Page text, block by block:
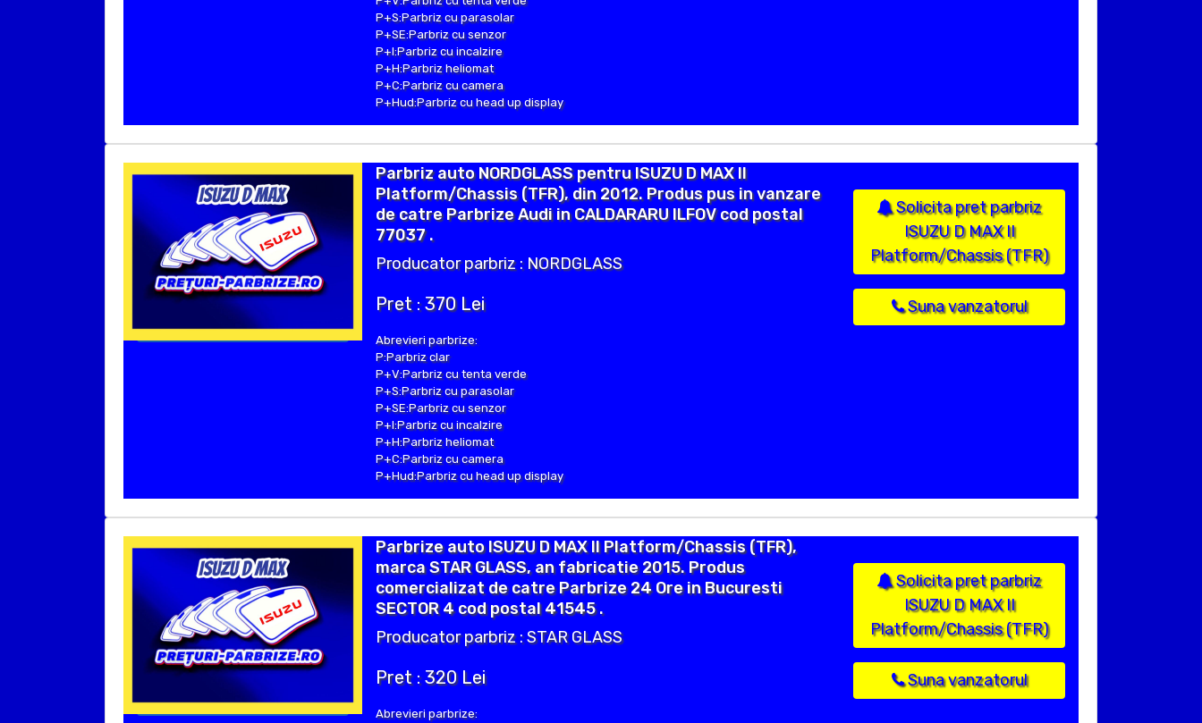
P+S:Parbriz cu parasolar
P+SE:Parbriz cu senzor
P+I:Parbriz cu incalzire
P+H:Parbriz heliomat
P+C:Parbriz cu camera
P+Hud:Parbriz cu head up display
Parbriz auto NORDGLASS pentru ISUZU D MAX II
Platform/Chassis (TFR), din 2012. Produs pus in vanzare
de catre Parbrize Audi in CALDARARU ILFOV cod postal
77037 .
Producator parbriz : NORDGLASS
Pret : 370 Lei
Abrevieri parbrize:
P:Parbriz clar
P+V:Parbriz cu tenta verde
P+S:Parbriz cu parasolar
P+SE:Parbriz cu senzor
P+I:Parbriz cu incalzire
P+H:Parbriz heliomat
P+C:Parbriz cu camera
P+Hud:Parbriz cu head up display
Solicita pret parbriz
ISUZU D MAX II
Platform/Chassis (TFR)
Suna vanzatorul
Parbrize auto ISUZU D MAX II Platform/Chassis (TFR),
marca STAR GLASS, an fabricatie 2015. Produs
comercializat de catre Parbrize 24 Ore in Bucuresti
SECTOR 4 cod postal 41545 .
Producator parbriz : STAR GLASS
Pret : 320 Lei
Abrevieri parbrize:
Solicita pret parbriz
ISUZU D MAX II
Platform/Chassis (TFR)
Suna vanzatorul